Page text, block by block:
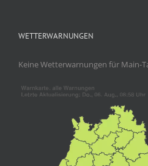
WETTERWARNUNGEN
Keine Wetterwarnungen für Main-